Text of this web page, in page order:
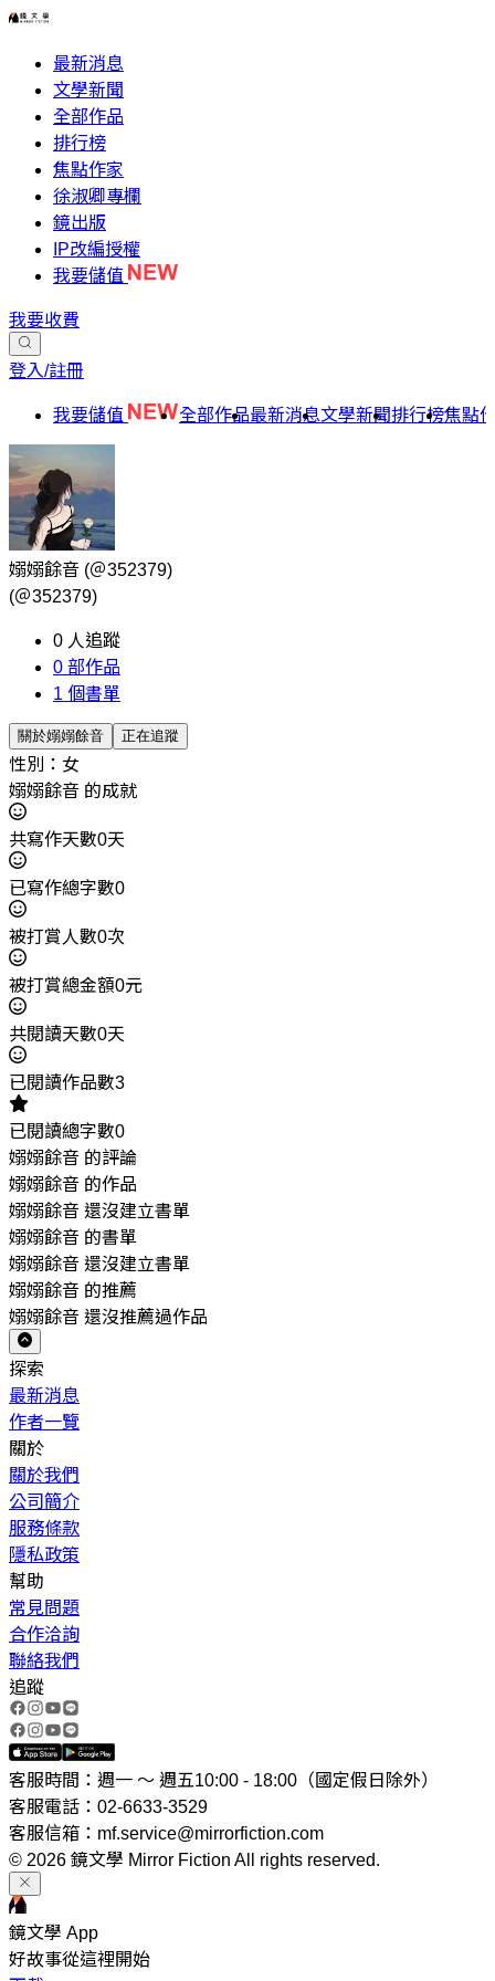
最新消息
文學新聞
全部作品
排行榜
焦點作家
徐淑卿專欄
鏡出版
IP改編授權
我要儲值
我要收費
登入/註冊
我要儲值 全部作品最新消息文學新聞排行榜焦點
嫋嫋餘音 (＠352379)
(＠352379)
0 人追蹤
0 部作品
1 個書單
關於嫋嫋餘音 正在追蹤
性別：女
嫋嫋餘音 的成就
共寫作天數0天
已寫作總字數0
被打賞人數0次
被打賞總金額0元
共閱讀天數0天
已閱讀作品數3
已閱讀總字數0
嫋嫋餘音 的評論
嫋嫋餘音 的作品
嫋嫋餘音 還沒建立書單
嫋嫋餘音 的書單
嫋嫋餘音 還沒建立書單
嫋嫋餘音 的推薦
嫋嫋餘音 還沒推薦過作品
探索
最新消息
作者一覽
關於
關於我們
公司簡介
服務條款
隱私政策
幫助
常見問題
合作洽詢
聯絡我們
追蹤
客服時間：週一 ～ 週五10:00 - 18:00（國定假日除外）
客服電話：02-6633-3529
客服信箱：mf.service@mirrorfiction.com
© 2026 鏡文學 Mirror Fiction All rights reserved.
鏡文學 App
好故事從這裡開始